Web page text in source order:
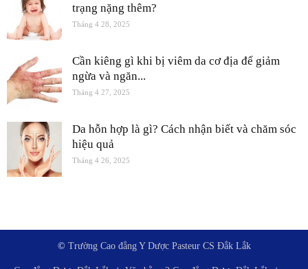
trạng nặng thêm?
Tháng 4 28, 2025
Cần kiêng gì khi bị viêm da cơ địa để giảm
ngừa và ngăn...
Tháng 4 27, 2025
Da hỗn hợp là gì? Cách nhận biết và chăm sóc
hiệu quả
Tháng 4 26, 2025
© Trường Cao đẳng Y Dược Pasteur CS Đắk Lắk